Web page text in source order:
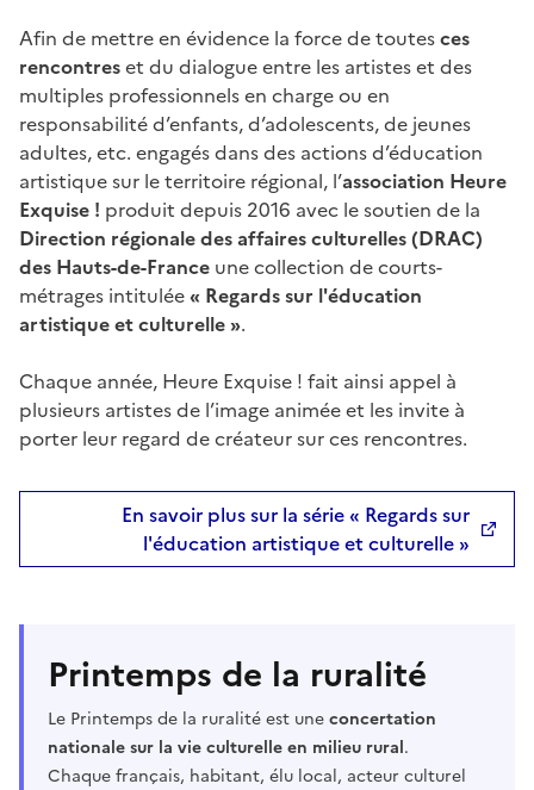
Afin de mettre en évidence la force de toutesces
rencontreset du dialogue entre les artistes et des
multiples professionnels en charge ou en
responsabilité d’enfants, d’adolescents, de jeunes
adultes, etc. engagés dans des actions d’éducation
artistique sur le territoire régional, l’association Heure
Exquise ! produit depuis 2016 avec le soutien de la
Direction régionale des affaires culturelles (DRAC)
des Hauts-de-France une collection de courts-
métrages intitulée« Regards sur l'éducation
artistique et culturelle ».
Chaque année, Heure Exquise ! fait ainsi appel à
plusieurs artistes de l’image animée et les invite à
porter leur regard de créateur sur ces rencontres.
En savoir plus sur la série « Regards sur
l'éducation artistique et culturelle »
Printemps de la ruralité
Le Printemps de la ruralité est uneconcertation
nationale sur la vie culturelle en milieu rural.
Chaque français, habitant, élu local, acteur culturel